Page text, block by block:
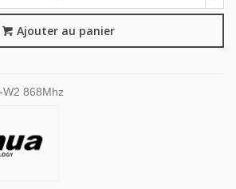
Ajouter au panier
W2 868Mhz